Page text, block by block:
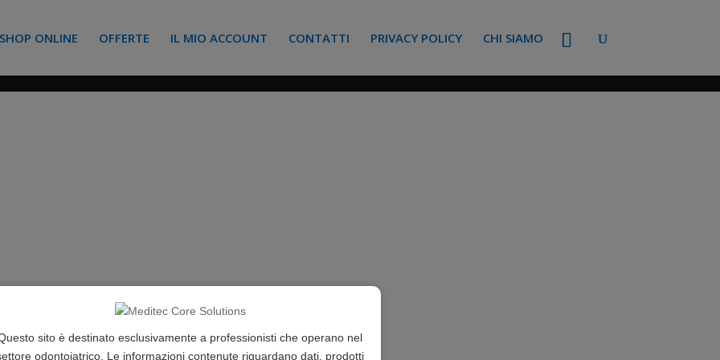
sito è destinato esclusivamente a professionisti che operano nel
odontoiatrico. Le informazioni contenute riguardano dati, prodotti
ONLINE OFFERTE IL MIO ACCOUNT CONTATTI PRIVACY POLICY CHI SIAMO